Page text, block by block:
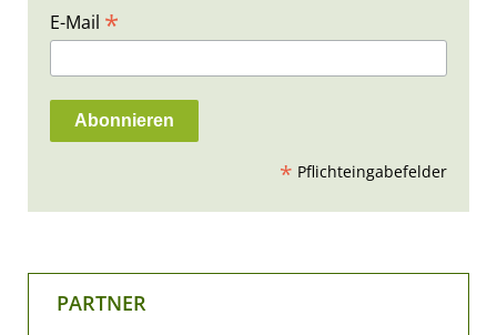
E-Mail *
* Pflichteingabefelder
PARTNER